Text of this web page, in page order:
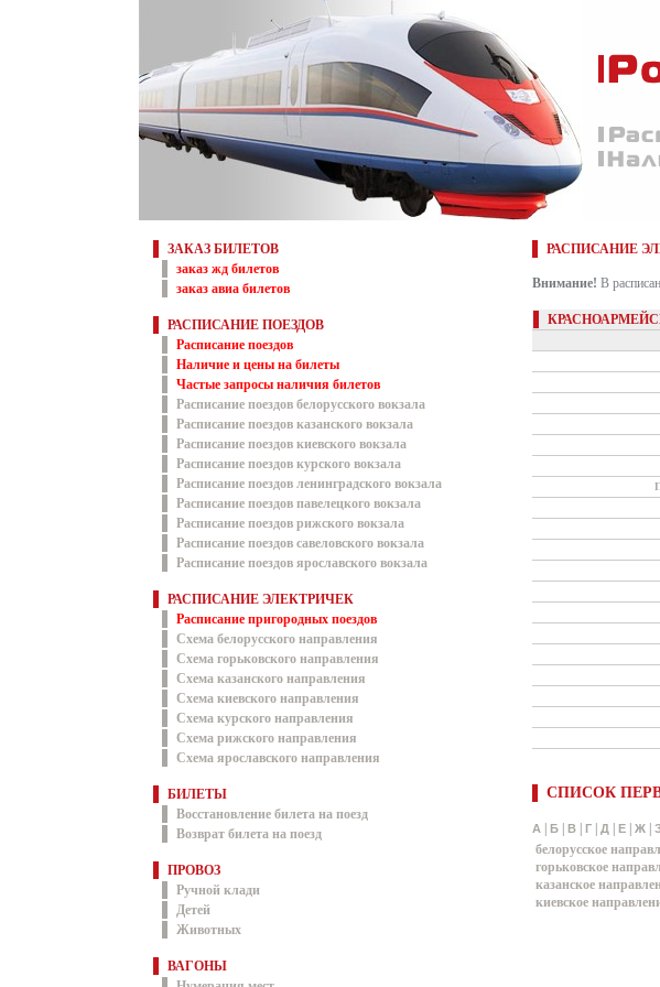
ЗАКАЗ БИЛЕТОВ
заказ жд билетов
заказ авиа билетов
РАСПИСАНИЕ ПОЕЗДОВ
Расписание поездов
Наличие и цены на билеты
Частые запросы наличия билетов
Расписание поездов белорусского вокзала
Расписание поездов казанского вокзала
Расписание поездов киевского вокзала
Расписание поездов курского вокзала
Расписание поездов ленинградского вокзала
Расписание поездов павелецкого вокзала
Расписание поездов рижского вокзала
Расписание поездов савеловского вокзала
Расписание поездов ярославского вокзала
РАСПИСАНИЕ ЭЛЕКТРИЧЕК
Расписание пригородных поездов
Схема белорусского направления
Схема горьковского направления
Схема казанского направления
Схема киевского направления
Схема курского направления
Схема рижского направления
Схема ярославского направления
БИЛЕТЫ
Восстановление билета на поезд
Возврат билета на поезд
ПРОВОЗ
Ручной клади
Детей
Животных
ВАГОНЫ
РАСПИСАНИЕ
Внимание! В
СПИСОК
А Б В Г Д Е Ж
белорусское
горьковское
казанское
киевское